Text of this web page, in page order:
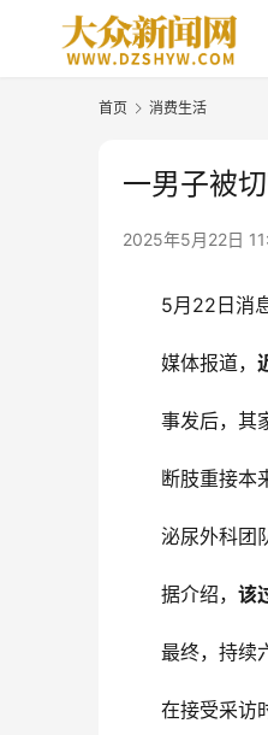
首页 消费生活
一男子被
2025年5月22日
5月22日消
媒体报道，
事发后，其
断肢重接本
泌尿外科团
据介绍， 该
最终，持续
在接受采访